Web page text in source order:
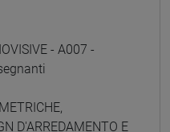
- A007 -
D'ARREDAMENTO E